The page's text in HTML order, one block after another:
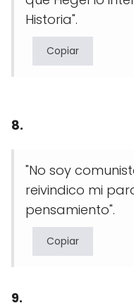
Historia".
Copiar
8.
"No soy
reivindico mi
pensamiento".
Copiar
9.